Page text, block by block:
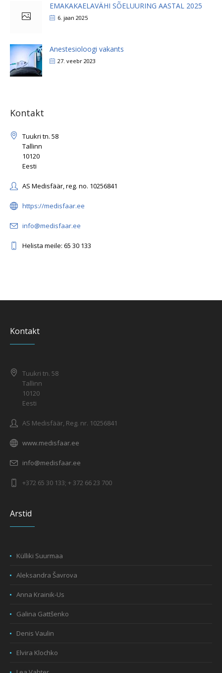
EMAKAKAELAVÄHI SÕELUURING AASTAL 2025
6. jaan 2025
Anestesioloogi vakants
27. veebr 2023
Kontakt
Tuukri tn. 58
Tallinn
10120
Eesti
AS Medisfäär, reg. no. 10256841
https://medisfaar.ee
info@medisfaar.ee
Helista meile: 65 30 133
Kontakt
Tuukri tn. 58
Tallinn
10120
Eesti
AS Medisfäär, Reg. nr. 10256841
www.medisfaar.ee
info@medisfaar.ee
+372 65 30 133; + 372 66 23 700
Arstid
Külliki Suurmaa
Aleksandra Šavrova
Anna Krainik-Us
Galina Gattšenko
Denis Vaulin
Elvira Klochko